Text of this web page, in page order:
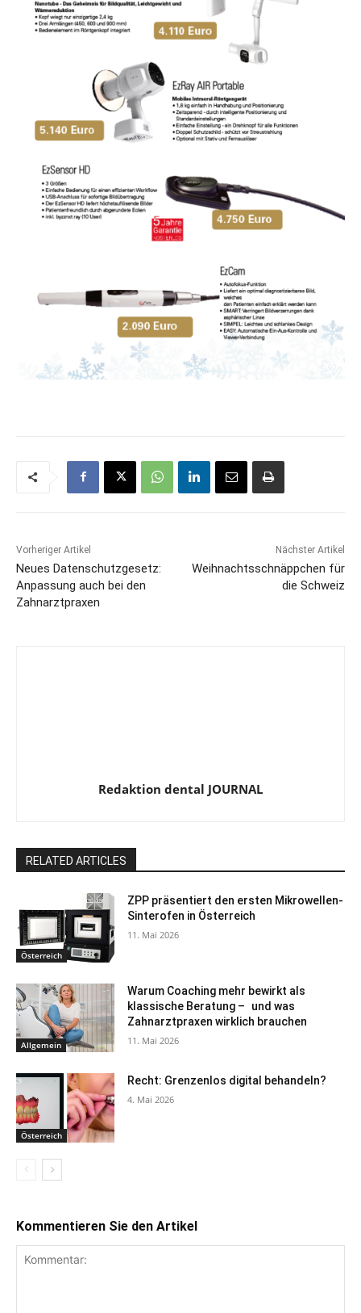
Vorheriger Artikel
Neues Datenschutzgesetz:
Anpassung auch bei den
Zahnarztpraxen
Nächster Artikel
Weihnachtsschnäppchen für
die Schweiz
Redaktion dental JOURNAL
RELATED ARTICLES
Österreich
ZPP präsentiert den ersten Mikrowellen-
Sinterofen in Österreich
11. Mai 2026
Allgemein
Warum Coaching mehr bewirkt als
klassische Beratung – und was
Zahnarztpraxen wirklich brauchen
11. Mai 2026
Österreich
Recht: Grenzenlos digital behandeln?
4. Mai 2026
Kommentieren Sie den Artikel